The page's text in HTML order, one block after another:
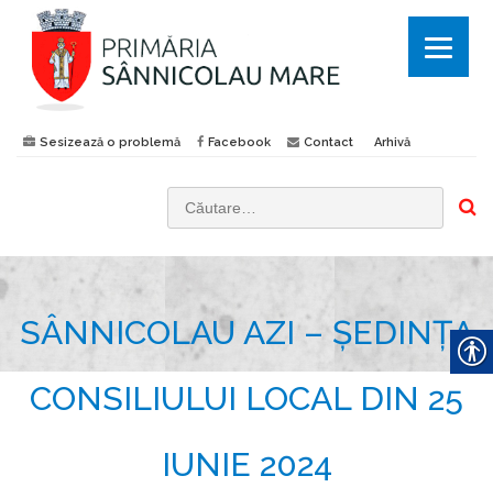
Sesizează o problemă Facebook Contact Arhivă
ă
SÂNNICOLAU AZI – ȘEDINȚA
CONSILIULUI LOCAL DIN 25
IUNIE 2024